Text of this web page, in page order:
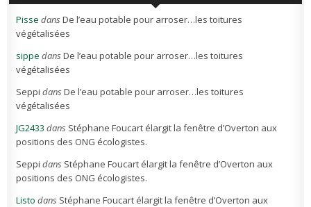
Pisse dansDe l’eau potable pour arroser…les toitures
végétalisées
sippe dansDe l’eau potable pour arroser…les toitures
végétalisées
Seppi dansDe l’eau potable pour arroser…les toitures
végétalisées
JG2433 dans Stéphane Foucart élargit la fenêtre d’Overton aux
positions des ONG écologistes.
Seppi dans Stéphane Foucart élargit la fenêtre d’Overton aux
positions des ONG écologistes.
Listo dans Stéphane Foucart élargit la fenêtre d’Overton aux